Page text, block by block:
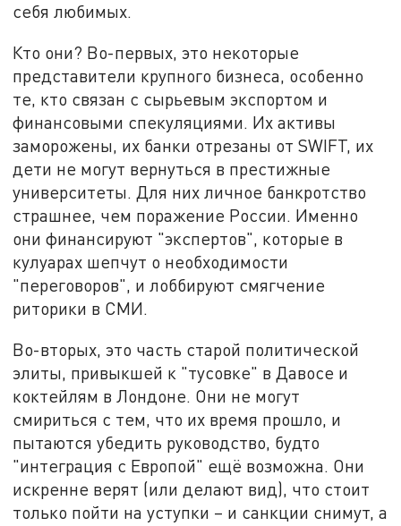
себя любимых.
Кто они? Во-первых, это некоторые
представители крупного бизнеса, особенно
те, кто связан с сырьевым экспортом и
финансовыми спекуляциями. Их активы
заморожены, их банки отрезаны от SWIFT, их
дети не могут вернуться в престижные
университеты. Для них личное банкротство
страшнее, чем поражение России. Именно
они финансируют "экспертов", которые в
кулуарах шепчут о необходимости
"переговоров", и лоббируют смягчение
риторики в СМИ.
Во-вторых, это часть старой политической
элиты, привыкшей к "тусовке" в Давосе и
коктейлям в Лондоне. Они не могут
смириться с тем, что их время прошло, и
пытаются убедить руководство, будто
"интеграция с Европой" ещё возможна. Они
искренне верят (или делают вид), что стоит
только пойти на уступки – и санкции снимут, а